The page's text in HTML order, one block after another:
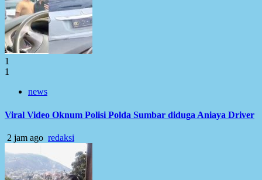
1
1
news
Viral Video Oknum Polisi Polda Sumbar diduga Aniaya Driver
2 jam ago redaksi